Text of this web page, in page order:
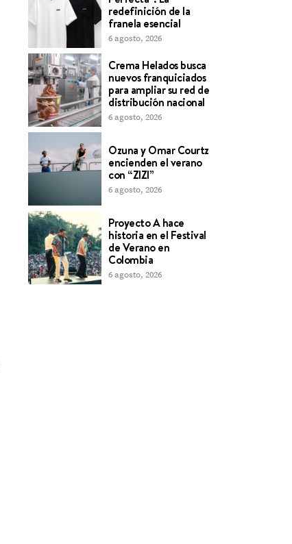
redefinición de la
franela esencial
6 agosto, 2026
Crema Helados busca
nuevos franquiciados
para ampliar su red de
distribución nacional
6 agosto, 2026
Ozuna y Omar Courtz
encienden el verano
con “ZIZI”
6 agosto, 2026
Proyecto A hace
historia en el Festival
de Verano en
Colombia
6 agosto, 2026